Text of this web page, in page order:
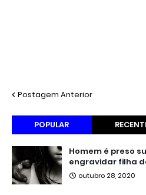
Postagem Anterior
POPULAR
Homem é preso
engravidar filha
outubro 28, 2020